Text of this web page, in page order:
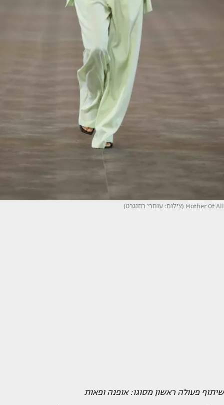
Mother Of All (צילום: עומרי רוזנגרט)
שיתוף פעולה ראשון מסוגו: אופנה ופאות